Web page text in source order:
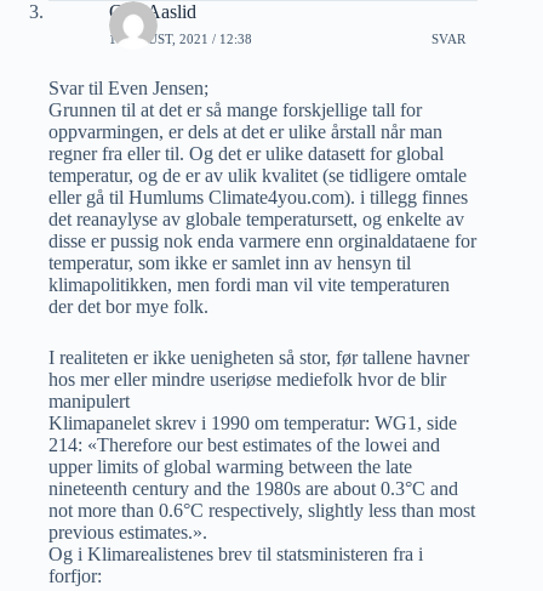
Geir Aaslid
1 AUGUST, 2021 / 12:38 SVAR
Svar til Even Jensen;
Grunnen til at det er så mange forskjellige tall for
oppvarmingen, er dels at det er ulike årstall når man
regner fra eller til. Og det er ulike datasett for global
temperatur, og de er av ulik kvalitet (se tidligere omtale
eller gå til Humlums Climate4you.com). i tillegg finnes
det reanaylyse av globale temperatursett, og enkelte av
disse er pussig nok enda varmere enn orginaldataene for
temperatur, som ikke er samlet inn av hensyn til
klimapolitikken, men fordi man vil vite temperaturen
der det bor mye folk.
I realiteten er ikke uenigheten så stor, før tallene havner
hos mer eller mindre useriøse mediefolk hvor de blir
manipulert
Klimapanelet skrev i 1990 om temperatur: WG1, side
214: «Therefore our best estimates of the lowei and
upper limits of global warming between the late
nineteenth century and the 1980s are about 0.3°C and
not more than 0.6°C respectively, slightly less than most
previous estimates.».
Og i Klimarealistenes brev til statsministeren fra i
forfjor: